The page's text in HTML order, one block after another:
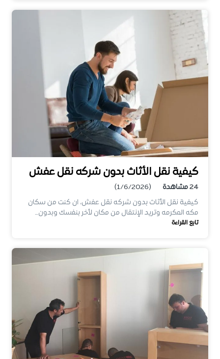
كيفية نقل الأثاث بدون شركه نقل عفش
24مشاهدة
(1/6/2026)
كيفية نقل الأثاث بدون شركه نقل عفش، ان كنت من سكان
مكه المكرمه وتريد الإنتقال من مكان لأخر بنفسك وبدون…
تابع القراءة